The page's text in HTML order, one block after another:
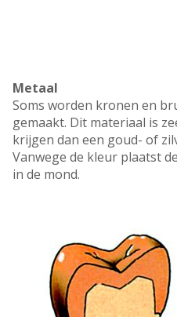
Metaal
Soms worden kronen en
gemaakt. Dit materiaal is
krijgen dan een goud- of
Vanwege de kleur plaatst
in de mond.